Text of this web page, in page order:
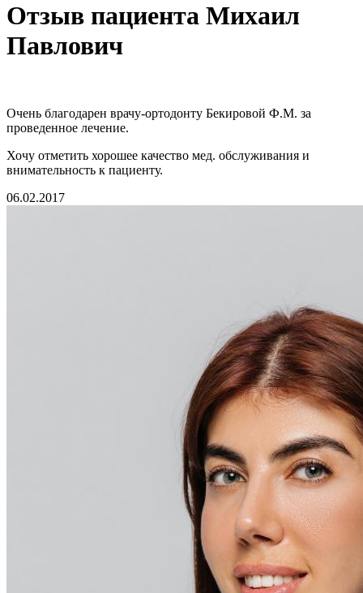
Отзыв пациента Михаил
Павлович
Очень благодарен врачу-ортодонту Бекировой Ф.М. за
проведенное лечение.
Хочу отметить хорошее качество мед. обслуживания и
внимательность к пациенту.
06.02.2017